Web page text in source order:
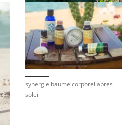
synergie baume corporel apres
soleil